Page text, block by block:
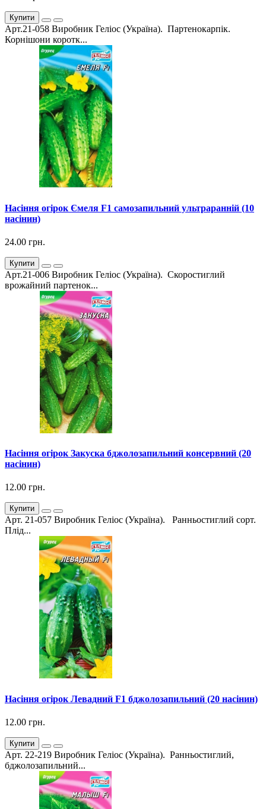
Купити
Арт.21-058 Виробник Геліос (Україна). Партенокарпік.
Корнішони коротк...
Насіння огірок Ємеля F1 самозапильний ультраранній (10
насінин)
24.00 грн.
Купити
Арт.21-006 Виробник Геліос (Україна). Скоростиглий
врожайний партенок...
Насіння огірок Закуска бджолозапильний консервний (20
насінин)
12.00 грн.
Купити
Арт. 21-057 Виробник Геліос (Україна). Ранньостиглий сорт.
Плід...
Насіння огірок Левадний F1 бджолозапильний (20 насінин)
12.00 грн.
Купити
Арт. 22-219 Виробник Геліос (Україна). Ранньостиглий,
бджолозапильний...